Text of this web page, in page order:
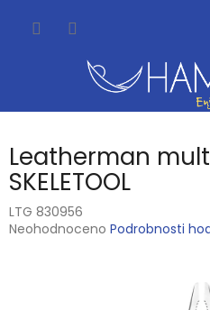
Leatherman
SKELETOOL
LTG 830956
Průměrné
Neohodnoceno Podrobnosti